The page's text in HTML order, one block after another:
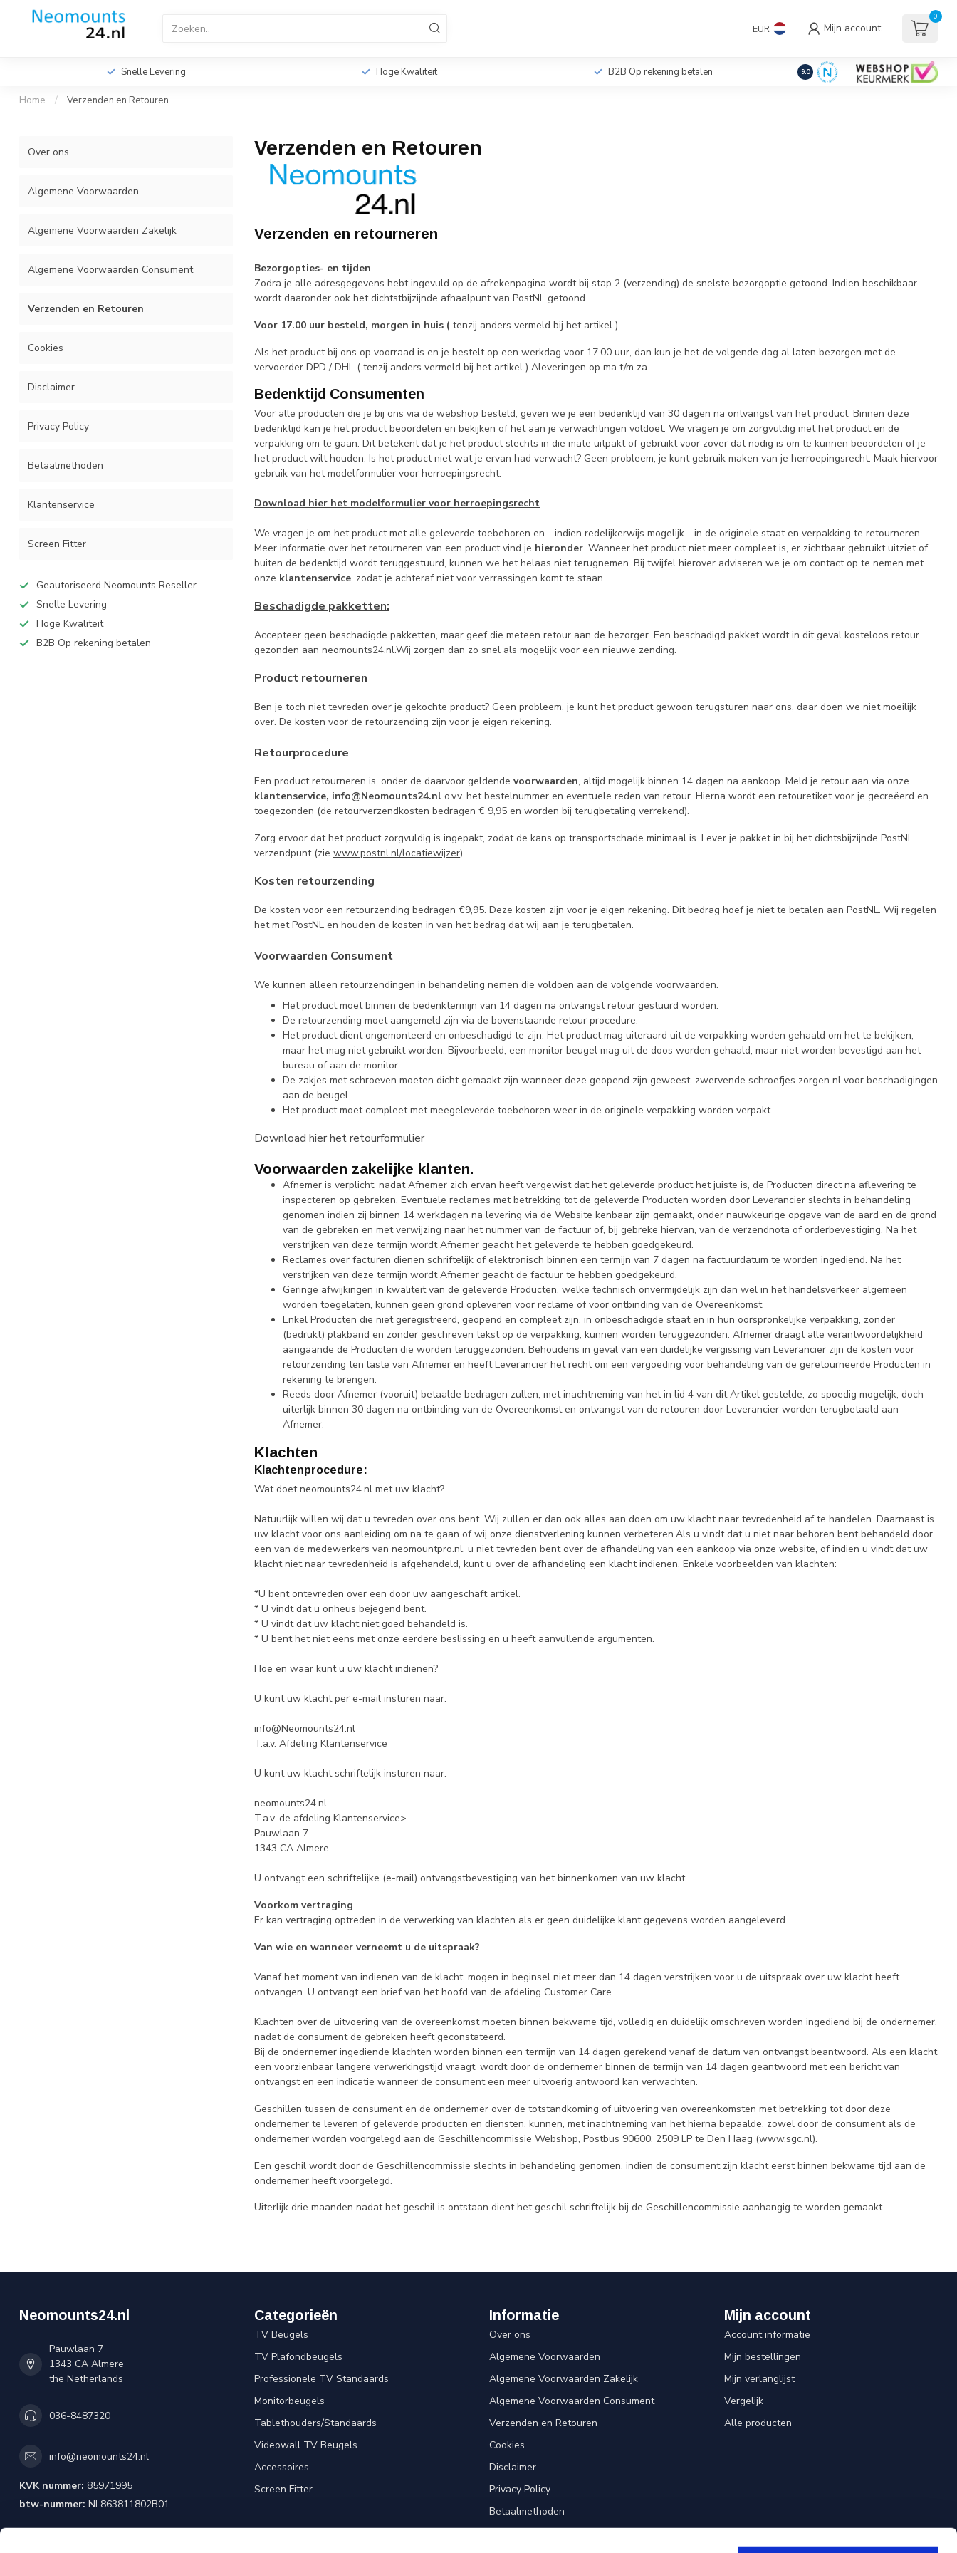
EUR Mijn account
0
Home TV Beugels
Videowall TV Beugels
€Incl. btw
Snelle Levering Hoge Kwaliteit B2B Op rekening betalen 9.0
Home / Verzenden en Retouren
Over ons
Algemene Voorwaarden
Algemene Voorwaarden Zakelijk
Algemene Voorwaarden Consument
Verzenden en Retouren
Cookies
Disclaimer
Privacy Policy
Betaalmethoden
Klantenservice
Screen Fitter
Geautoriseerd Neomounts Reseller
Snelle Levering
Hoge Kwaliteit
B2B Op rekening betalen
Verzenden en Retouren
Verzenden en retourneren
Bezorgopties- en tijden
Zodra je alle adresgegevens hebt ingevuld op de afrekenpagina wordt bij stap 2 (verzending) de snelste bezorgoptie getoond. Indien beschikbaar
wordt daaronder ook het dichtstbijzijnde afhaalpunt van PostNL getoond.
Voor 17.00 uur besteld, morgen in huis ( tenzij anders vermeld bij het artikel )
Als het product bij ons op voorraad is en je bestelt op een werkdag voor 17.00 uur, dan kun je het de volgende dag al laten bezorgen met de
vervoerder DPD / DHL ( tenzij anders vermeld bij het artikel ) Aleveringen op ma t/m za
Bedenktijd Consumenten
Voor alle producten die je bij ons via de webshop besteld, geven we je een bedenktijd van 30 dagen na ontvangst van het product. Binnen deze
bedenktijd kan je het product beoordelen en bekijken of het aan je verwachtingen voldoet. We vragen je om zorgvuldig met het product en de
verpakking om te gaan. Dit betekent dat je het product slechts in die mate uitpakt of gebruikt voor zover dat nodig is om te kunnen beoordelen of je
het product wilt houden. Is het product niet wat je ervan had verwacht? Geen probleem, je kunt gebruik maken van je herroepingsrecht. Maak hiervoor
gebruik van het modelformulier voor herroepingsrecht.
Download hier het modelformulier voor herroepingsrecht
We vragen je om het product met alle geleverde toebehoren en - indien redelijkerwijs mogelijk - in de originele staat en verpakking te retourneren.
Meer informatie over het retourneren van een product vind je hieronder. Wanneer het product niet meer compleet is, er zichtbaar gebruikt uitziet of
buiten de bedenktijd wordt teruggestuurd, kunnen we het helaas niet terugnemen. Bij twijfel hierover adviseren we je om contact op te nemen met
onze klantenservice, zodat je achteraf niet voor verrassingen komt te staan.
Beschadigde pakketten:
Accepteer geen beschadigde pakketten, maar geef die meteen retour aan de bezorger. Een beschadigd pakket wordt in dit geval kosteloos retour
gezonden aan neomounts24.nl.Wij zorgen dan zo snel als mogelijk voor een nieuwe zending.
Product retourneren
Ben je toch niet tevreden over je gekochte product? Geen probleem, je kunt het product gewoon terugsturen naar ons, daar doen we niet moeilijk
over. De kosten voor de retourzending zijn voor je eigen rekening.
Retourprocedure
Een product retourneren is, onder de daarvoor geldende voorwaarden, altijd mogelijk binnen 14 dagen na aankoop. Meld je retour aan via onze
klantenservice, info@Neomounts24.nl o.v.v. het bestelnummer en eventuele reden van retour. Hierna wordt een retouretiket voor je gecreëerd en
toegezonden (de retourverzendkosten bedragen € 9,95 en worden bij terugbetaling verrekend).
Zorg ervoor dat het product zorgvuldig is ingepakt, zodat de kans op transportschade minimaal is. Lever je pakket in bij het dichtsbijzijnde PostNL
verzendpunt (zie www.postnl.nl/locatiewijzer).
Kosten retourzending
De kosten voor een retourzending bedragen €9,95. Deze kosten zijn voor je eigen rekening. Dit bedrag hoef je niet te betalen aan PostNL. Wij regelen
het met PostNL en houden de kosten in van het bedrag dat wij aan je terugbetalen.
Voorwaarden Consument
We kunnen alleen retourzendingen in behandeling nemen die voldoen aan de volgende voorwaarden.
Het product moet binnen de bedenktermijn van 14 dagen na ontvangst retour gestuurd worden.
De retourzending moet aangemeld zijn via de bovenstaande retour procedure.
Het product dient ongemonteerd en onbeschadigd te zijn. Het product mag uiteraard uit de verpakking worden gehaald om het te bekijken,
maar het mag niet gebruikt worden. Bijvoorbeeld, een monitor beugel mag uit de doos worden gehaald, maar niet worden bevestigd aan het
bureau of aan de monitor.
De zakjes met schroeven moeten dicht gemaakt zijn wanneer deze geopend zijn geweest, zwervende schroefjes zorgen nl voor beschadigingen
aan de beugel
Het product moet compleet met meegeleverde toebehoren weer in de originele verpakking worden verpakt.
Download hier het retourformulier
Voorwaarden zakelijke klanten.
Afnemer is verplicht, nadat Afnemer zich ervan heeft vergewist dat het geleverde product het juiste is, de Producten direct na aflevering te
inspecteren op gebreken. Eventuele reclames met betrekking tot de geleverde Producten worden door Leverancier slechts in behandeling
genomen indien zij binnen 14 werkdagen na levering via de Website kenbaar zijn gemaakt, onder nauwkeurige opgave van de aard en de grond
van de gebreken en met verwijzing naar het nummer van de factuur of, bij gebreke hiervan, van de verzendnota of orderbevestiging. Na het
verstrijken van deze termijn wordt Afnemer geacht het geleverde te hebben goedgekeurd.
Reclames over facturen dienen schriftelijk of elektronisch binnen een termijn van 7 dagen na factuurdatum te worden ingediend. Na het
verstrijken van deze termijn wordt Afnemer geacht de factuur te hebben goedgekeurd.
Geringe afwijkingen in kwaliteit van de geleverde Producten, welke technisch onvermijdelijk zijn dan wel in het handelsverkeer algemeen
worden toegelaten, kunnen geen grond opleveren voor reclame of voor ontbinding van de Overeenkomst.
Enkel Producten die niet geregistreerd, geopend en compleet zijn, in onbeschadigde staat en in hun oorspronkelijke verpakking, zonder
(bedrukt) plakband en zonder geschreven tekst op de verpakking, kunnen worden teruggezonden. Afnemer draagt alle verantwoordelijkheid
aangaande de Producten die worden teruggezonden. Behoudens in geval van een duidelijke vergissing van Leverancier zijn de kosten voor
retourzending ten laste van Afnemer en heeft Leverancier het recht om een vergoeding voor behandeling van de geretourneerde Producten in
rekening te brengen.
Reeds door Afnemer (vooruit) betaalde bedragen zullen, met inachtneming van het in lid 4 van dit Artikel gestelde, zo spoedig mogelijk, doch
uiterlijk binnen 30 dagen na ontbinding van de Overeenkomst en ontvangst van de retouren door Leverancier worden terugbetaald aan
Afnemer.
Klachten
Klachtenprocedure:
Wat doet neomounts24.nl met uw klacht?
Natuurlijk willen wij dat u tevreden over ons bent. Wij zullen er dan ook alles aan doen om uw klacht naar tevredenheid af te handelen. Daarnaast is
uw klacht voor ons aanleiding om na te gaan of wij onze dienstverlening kunnen verbeteren.Als u vindt dat u niet naar behoren bent behandeld door
een van de medewerkers van neomountpro.nl, u niet tevreden bent over de afhandeling van een aankoop via onze website, of indien u vindt dat uw
klacht niet naar tevredenheid is afgehandeld, kunt u over de afhandeling een klacht indienen. Enkele voorbeelden van klachten:
*U bent ontevreden over een door uw aangeschaft artikel.
* U vindt dat u onheus bejegend bent.
* U vindt dat uw klacht niet goed behandeld is.
* U bent het niet eens met onze eerdere beslissing en u heeft aanvullende argumenten.
Hoe en waar kunt u uw klacht indienen?
U kunt uw klacht per e-mail insturen naar:
info@Neomounts24.nl
T.a.v. Afdeling Klantenservice
U kunt uw klacht schriftelijk insturen naar:
neomounts24.nl
T.a.v. de afdeling Klantenservice>
Pauwlaan 7
1343 CA Almere
U ontvangt een schriftelijke (e-mail) ontvangstbevestiging van het binnenkomen van uw klacht.
Voorkom vertraging
Er kan vertraging optreden in de verwerking van klachten als er geen duidelijke klant gegevens worden aangeleverd.
Van wie en wanneer verneemt u de uitspraak?
Vanaf het moment van indienen van de klacht, mogen in beginsel niet meer dan 14 dagen verstrijken voor u de uitspraak over uw klacht heeft
ontvangen. U ontvangt een brief van het hoofd van de afdeling Customer Care.
Klachten over de uitvoering van de overeenkomst moeten binnen bekwame tijd, volledig en duidelijk omschreven worden ingediend bij de ondernemer,
nadat de consument de gebreken heeft geconstateerd.
Bij de ondernemer ingediende klachten worden binnen een termijn van 14 dagen gerekend vanaf de datum van ontvangst beantwoord. Als een klacht
een voorzienbaar langere verwerkingstijd vraagt, wordt door de ondernemer binnen de termijn van 14 dagen geantwoord met een bericht van
ontvangst en een indicatie wanneer de consument een meer uitvoerig antwoord kan verwachten.
Geschillen tussen de consument en de ondernemer over de totstandkoming of uitvoering van overeenkomsten met betrekking tot door deze
ondernemer te leveren of geleverde producten en diensten, kunnen, met inachtneming van het hierna bepaalde, zowel door de consument als de
ondernemer worden voorgelegd aan de Geschillencommissie Webshop, Postbus 90600, 2509 LP te Den Haag (www.sgc.nl).
Een geschil wordt door de Geschillencommissie slechts in behandeling genomen, indien de consument zijn klacht eerst binnen bekwame tijd aan de
ondernemer heeft voorgelegd.
Uiterlijk drie maanden nadat het geschil is ontstaan dient het geschil schriftelijk bij de Geschillencommissie aanhangig te worden gemaakt.
Neomounts24.nl
Pauwlaan 7
1343 CA Almere
the Netherlands
036-8487320
info@neomounts24.nl
KVK nummer: 85971995
btw-nummer: NL863811802B01
Categorieën
TV Beugels
TV Plafondbeugels
Professionele TV Standaards
Monitorbeugels
Tablethouders/Standaards
Videowall TV Beugels
Accessoires
Screen Fitter
Informatie
Over ons
Algemene Voorwaarden
Algemene Voorwaarden Zakelijk
Algemene Voorwaarden Consument
Verzenden en Retouren
Cookies
Disclaimer
Privacy Policy
Betaalmethoden
Mijn account
Account informatie
Mijn bestellingen
Mijn verlanglijst
Vergelijk
Alle producten